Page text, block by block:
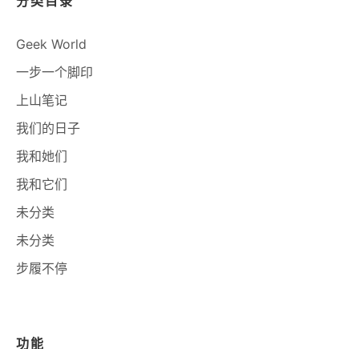
Geek World
一步一个脚印
上山笔记
我们的日子
我和她们
我和它们
未分类
未分类
步履不停
功能